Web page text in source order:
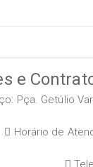
e
Pça. Getúlio
Horário de